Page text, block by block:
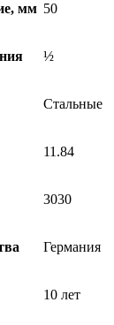
мм 50
½
Стальные
11.84
3030
Германия
10 лет